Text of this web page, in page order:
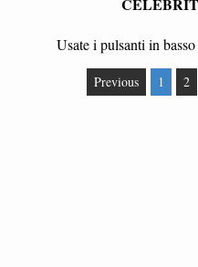
Usate i pulsanti in
Previous 1 2